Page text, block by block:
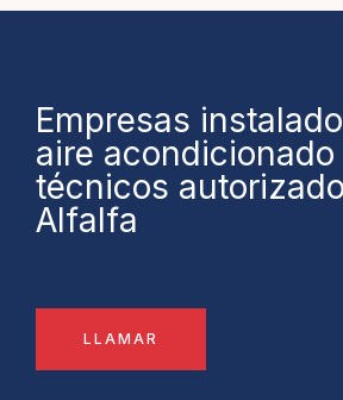
Empresas
aire acondicionado
técnicos
Alfalfa
LLAMAR